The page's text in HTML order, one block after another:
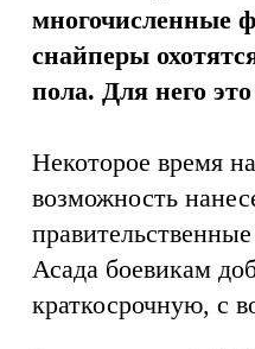
многочисленные
снайперы
пола. Для него
Некоторое время
возможность
Асада боевикам
краткосрочную, с